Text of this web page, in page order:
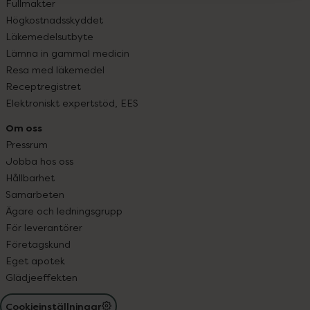
Fullmakter
Högkostnadsskyddet
Läkemedelsutbyte
Lämna in gammal medicin
Resa med läkemedel
Receptregistret
Elektroniskt expertstöd, EES
Om oss
Pressrum
Jobba hos oss
Hållbarhet
Samarbeten
Ägare och ledningsgrupp
För leverantörer
Företagskund
Eget apotek
Glädjeeffekten
Cookieinställningar